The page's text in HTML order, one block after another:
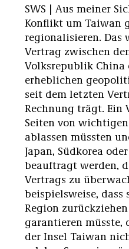
SWS | Aus meiner
Konflikt um Taiwan
regionalisieren. Das
Vertrag zwischen
Volksrepublik China
erheblichen
seit dem letzten
Rechnung trägt. Ein
Seiten von
ablassen müssten
Japan, Südkorea
beauftragt werden,
Vertrags zu
beispielsweise, dass
Region
garantieren müsste,
der Insel Taiwan